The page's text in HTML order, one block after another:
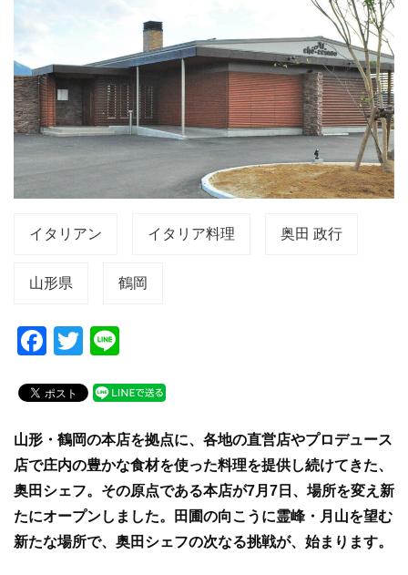
イタリアン イタリア料理 奥田 政行
山形県 鶴岡
F
c
e
b
o
o
k
T
tt
er
e
山形・鶴岡の本店を拠点に、各地の直営店やプロデュース
店で庄内の豊かな食材を使った料理を提供し続けてきた、
奥田シェフ。その原点である本店が7月7日、場所を変え新
たにオープンしました。田圃の向こうに霊峰・月山を望む
新たな場所で、奥田シェフの次なる挑戦が、始まります。